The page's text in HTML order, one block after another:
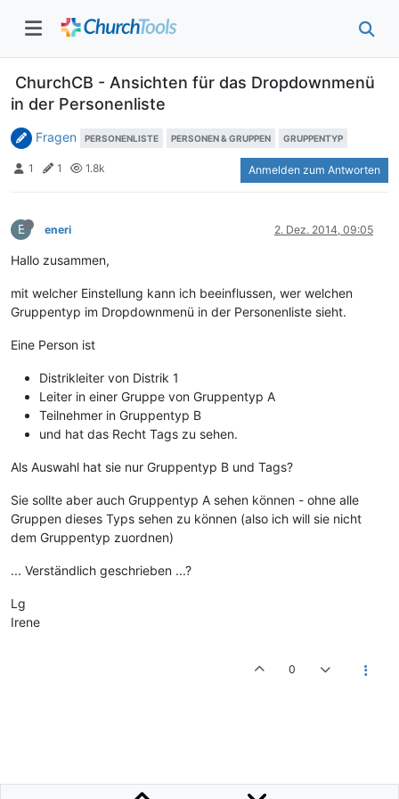
ChurchCB - Ansichten für das Dropdownmenü
in der Personenliste
Fragen PERSONENLISTE PERSONEN & GRUPPEN GRUPPENTYP
1 1 1.8k Anmelden zum Antworten
E eneri 2. Dez. 2014, 09:05
Hallo zusammen,
mit welcher Einstellung kann ich beeinflussen, wer welchen
Gruppentyp im Dropdownmenü in der Personenliste sieht.
Eine Person ist
Distrikleiter von Distrik 1
Leiter in einer Gruppe von Gruppentyp A
Teilnehmer in Gruppentyp B
und hat das Recht Tags zu sehen.
Als Auswahl hat sie nur Gruppentyp B und Tags?
Sie sollte aber auch Gruppentyp A sehen können - ohne alle
Gruppen dieses Typs sehen zu können (also ich will sie nicht
dem Gruppentyp zuordnen)
... Verständlich geschrieben ...?
Lg
Irene
0